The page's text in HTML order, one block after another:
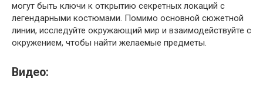
могут быть ключи к открытию секретных локаций с
легендарными костюмами. Помимо основной сюжетной
линии, исследуйте окружающий мир и взаимодействуйте с
окружением, чтобы найти желаемые предметы.
Видео: